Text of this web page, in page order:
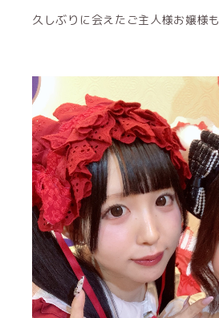
久しぶりに会えたご主人様お嬢様